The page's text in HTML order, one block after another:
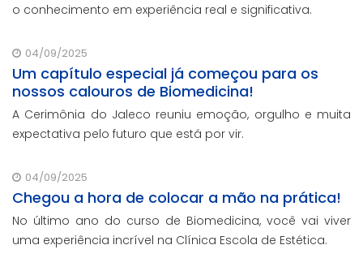
o conhecimento em experiência real e significativa.
04/09/2025
Um capítulo especial já começou para os
nossos calouros de Biomedicina!
A Cerimônia do Jaleco reuniu emoção, orgulho e muita
expectativa pelo futuro que está por vir.
04/09/2025
Chegou a hora de colocar a mão na prática!
No último ano do curso de Biomedicina, você vai viver
uma experiência incrível na Clínica Escola de Estética.